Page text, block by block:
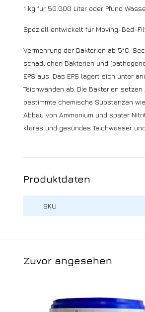
1 kg für 50.000 Liter oder Pfund
Speziell entwickelt für Moving-Bed-
Vermehrung der Bakterien ab 5°C.
schädlichen Bakterien und
EPS aus. Das EPS lagert sich unter
Teichwänden ab. Die Bakterien
bestimmte chemische Substanzen
Abbau von Ammonium und später
klares und gesundes Teichwasser
Produktdaten
SKU
Zuvor angesehen